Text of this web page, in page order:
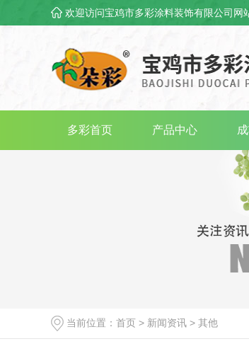
欢迎访问宝鸡市多彩涂料装饰有限公司网
多彩首页 产品中心
当前位置： 首页 > 新闻资讯 > 其他